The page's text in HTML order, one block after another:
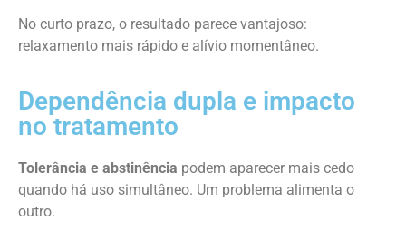
No curto prazo, o resultado parece vantajoso:
relaxamento mais rápido e alívio momentâneo.
Dependência dupla e impacto
no tratamento
Tolerância e abstinência podem aparecer mais cedo
quando há uso simultâneo. Um problema alimenta o
outro.